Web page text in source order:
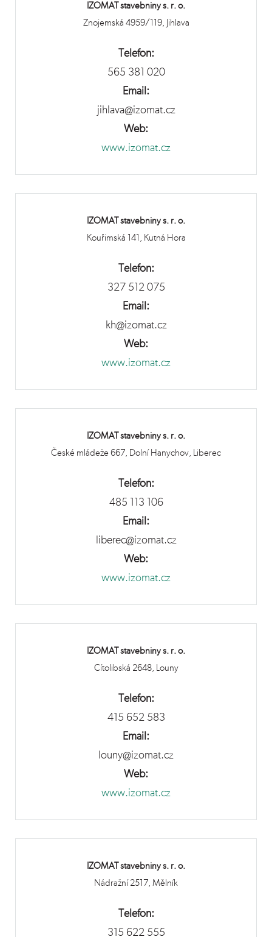
IZOMAT stavebniny s. r. o.
Znojemská 4959/119, Jihlava
Telefon:
565 381 020
Email:
jihlava@izomat.cz
Web:
www.izomat.cz
IZOMAT stavebniny s. r. o.
Kouřimská 141, Kutná Hora
Telefon:
327 512 075
Email:
kh@izomat.cz
Web:
www.izomat.cz
IZOMAT stavebniny s. r. o.
České mládeže 667, Dolní Hanychov, Liberec
Telefon:
485 113 106
Email:
liberec@izomat.cz
Web:
www.izomat.cz
IZOMAT stavebniny s. r. o.
Cítolibská 2648, Louny
Telefon:
415 652 583
Email:
louny@izomat.cz
Web:
www.izomat.cz
IZOMAT stavebniny s. r. o.
Nádražní 2517, Mělník
Telefon:
315 622 555